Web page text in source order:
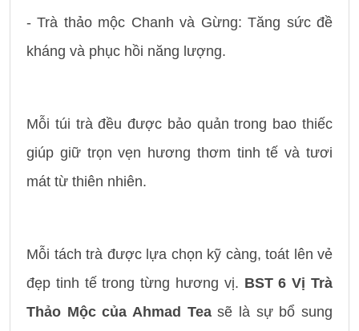
- Trà thảo mộc Chanh và Gừng: Tăng sức đề
kháng và phục hồi năng lượng.
Mỗi túi trà đều được bảo quản trong bao thiếc
giúp giữ trọn vẹn hương thơm tinh tế và tươi
mát từ thiên nhiên.
Mỗi tách trà được lựa chọn kỹ càng, toát lên vẻ
đẹp tinh tế trong từng hương vị. BST 6 Vị Trà
Thảo Mộc của Ahmad Teasẽ là sự bổ sung